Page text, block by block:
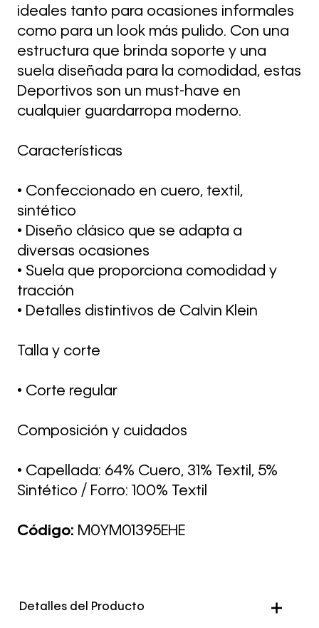
ideales tanto para ocasiones informales
como para un look más pulido. Con una
estructura que brinda soporte y una
suela diseñada para la comodidad, estas
Deportivos son un must-have en
cualquier guardarropa moderno.
Características
• Confeccionado en cuero, textil,
sintético
• Diseño clásico que se adapta a
diversas ocasiones
• Suela que proporciona comodidad y
tracción
• Detalles distintivos de Calvin Klein
Talla y corte
• Corte regular
Composición y cuidados
• Capellada: 64% Cuero, 31% Textil, 5%
Sintético / Forro: 100% Textil
Código: M0YM01395EHE
Detalles del Producto